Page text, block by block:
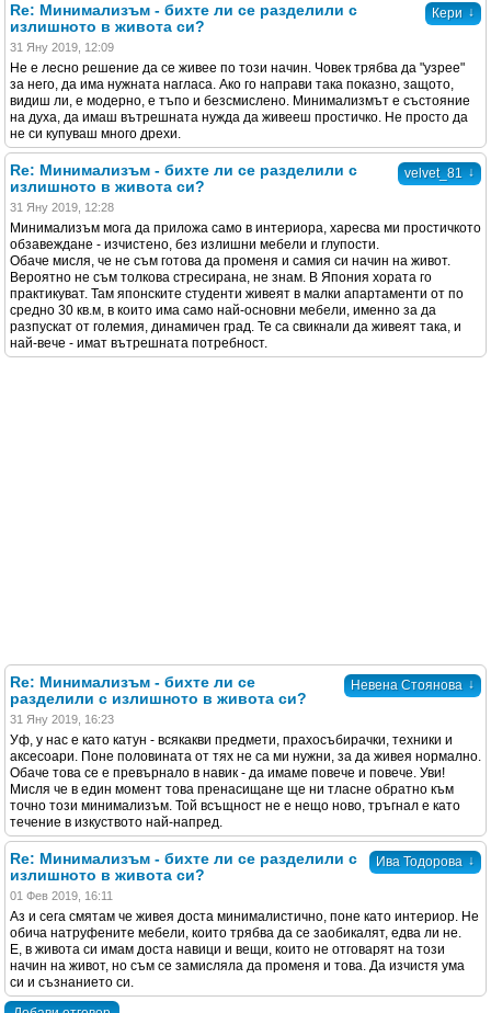
Кери ↓
Re: Минимализъм - бихте ли се разделили с
излишното в живота си?
31 Яну 2019, 12:09
Не е лесно решение да се живее по този начин. Човек трябва да "узрее"
за него, да има нужната нагласа. Ако го направи така показно, защото,
видиш ли, е модерно, е тъпо и безсмислено. Минимализмът е състояние
на духа, да имаш вътрешната нужда да живееш простичко. Не просто да
не си купуваш много дрехи.
velvet_81 ↓
Re: Минимализъм - бихте ли се разделили с
излишното в живота си?
31 Яну 2019, 12:28
Минимализъм мога да приложа само в интериора, харесва ми простичкото
обзавеждане - изчистено, без излишни мебели и глупости.
Обаче мисля, че не съм готова да променя и самия си начин на живот.
Вероятно не съм толкова стресирана, не знам. В Япония хората го
практикуват. Там японските студенти живеят в малки апартаменти от по
средно 30 кв.м, в които има само най-основни мебели, именно за да
разпускат от големия, динамичен град. Те са свикнали да живеят така, и
най-вече - имат вътрешната потребност.
Невена Стоянова ↓
Re: Минимализъм - бихте ли се
разделили с излишното в живота си?
31 Яну 2019, 16:23
Уф, у нас е като катун - всякакви предмети, прахосъбирачки, техники и
аксесоари. Поне половината от тях не са ми нужни, за да живея нормално.
Обаче това се е превърнало в навик - да имаме повече и повече. Уви!
Мисля че в един момент това пренасищане ще ни тласне обратно към
точно този минимализъм. Той всъщност не е нещо ново, тръгнал е като
течение в изкуството най-напред.
Ива Тодорова ↓
Re: Минимализъм - бихте ли се разделили с
излишното в живота си?
01 Фев 2019, 16:11
Аз и сега смятам че живея доста минималистично, поне като интериор. Не
обича натруфените мебели, които трябва да се заобикалят, едва ли не.
Е, в живота си имам доста навици и вещи, които не отговарят на този
начин на живот, но съм се замисляла да променя и това. Да изчистя ума
си и съзнанието си.